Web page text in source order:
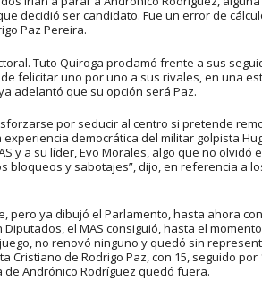
decidió ser candidato. Fue un error de
Paz Pereira.
Tuto Quiroga proclamó frente a sus
felicitar uno por uno a sus rivales, en una
adelantó que su opción será Paz.
por seducir al centro si pretende
democrática del militar golpista
y a su líder, Evo Morales, algo que no olvidó
bloqueos y sabotajes”, dijo, en referencia a
pero ya dibujó el Parlamento, hasta ahora
el MAS consiguió, hasta el
no renovó ninguno y quedó sin
Cristiano de Rodrigo Paz, con 15, seguido por
Andrónico Rodríguez quedó fuera.